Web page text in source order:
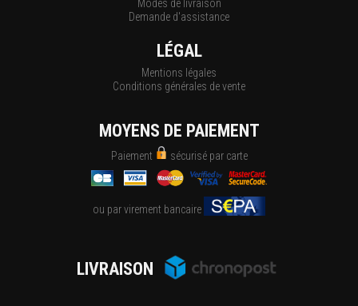
Modes de livraison
Demande d'assistance
LÉGAL
Mentions légales
Conditions générales de vente
MOYENS DE PAIEMENT
Paiement sécurisé par carte
ou par virement bancaire
LIVRAISON